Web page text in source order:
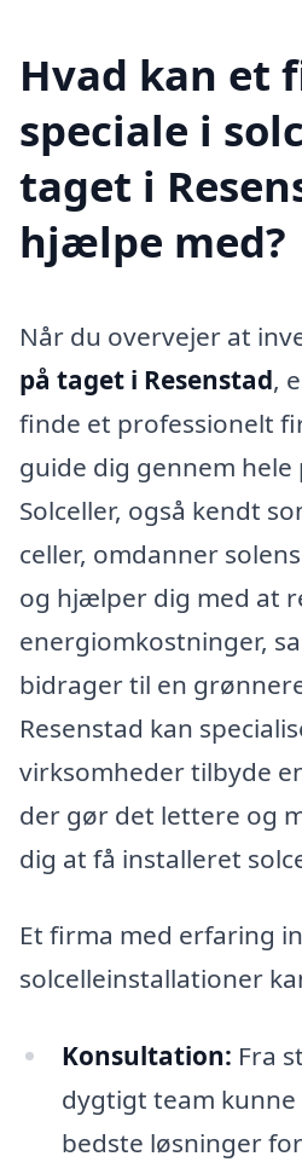
Hvad kan et
speciale i
taget i
hjælpe med?
Når du overvejer at
på taget i Resenstad,
finde et professionelt
guide dig gennem hele
Solceller, også kendt
celler, omdanner
og hjælper dig med at
energiomkostninger,
bidrager til en
Resenstad kan
virksomheder tilbyde
der gør det lettere og
dig at få installeret
Et firma med erfaring
solcelleinstallationer
Konsultation: Fra
dygtigt team
bedste løsninger